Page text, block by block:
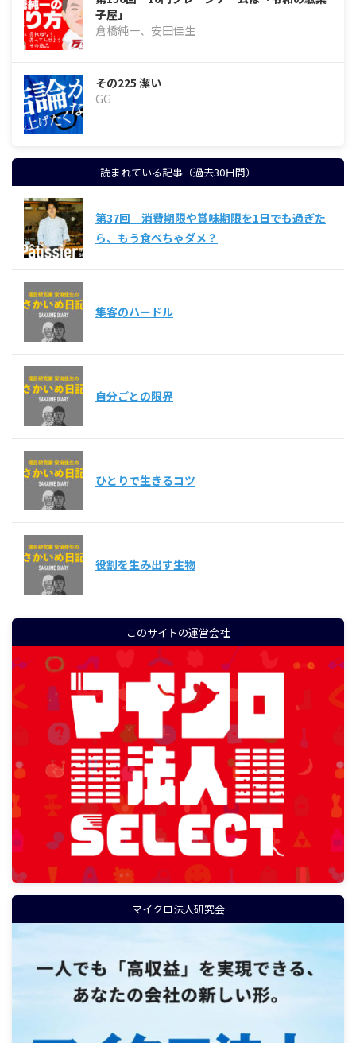
子屋」
倉橋純一、安田佳生
その225 潔い
GG
読まれている記事（過去30日間）
第37回 消費期限や賞味期限を1日でも過ぎた
ら、もう食べちゃダメ？
集客のハードル
自分ごとの限界
ひとりで生きるコツ
役割を生み出す生物
このサイトの運営会社
マイクロ法人研究会